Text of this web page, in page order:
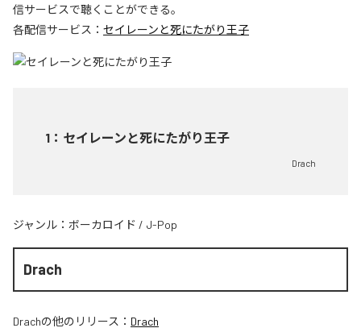
信サービスで聴くことができる。
各配信サービス： セイレーンと死にたがり王子
1 ： セイレーンと死にたがり王子
Drach
ジャンル： ボーカロイド / J-Pop
Drach
Drachの他のリリース： Drach